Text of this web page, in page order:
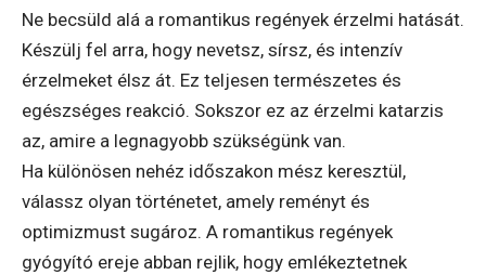
Ne becsüld alá a romantikus regények érzelmi hatását.
Készülj fel arra, hogy nevetsz, sírsz, és intenzív
érzelmeket élsz át. Ez teljesen természetes és
egészséges reakció. Sokszor ez az érzelmi katarzis
az, amire a legnagyobb szükségünk van.
Ha különösen nehéz időszakon mész keresztül,
válassz olyan történetet, amely reményt és
optimizmust sugároz. A romantikus regények
gyógyító ereje abban rejlik, hogy emlékeztetnek